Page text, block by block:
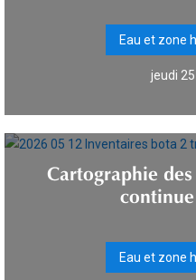
Eau et zone
jeudi
Cartographie des
Eau et zone